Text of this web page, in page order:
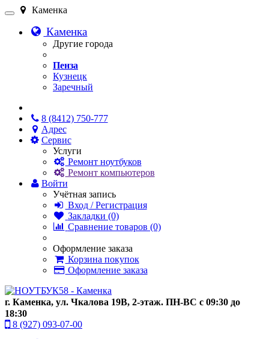
Каменка
Каменка
Другие города
Пенза
Кузнецк
Заречный
8 (8412) 750-777
Адрес
Сервис
Услуги
Ремонт ноутбуков
Ремонт компьютеров
Войти
Учётная запись
Вход / Регистрация
Закладки (0)
Сравнение товаров (0)
Оформление заказа
Корзина покупок
Оформление заказа
г. Каменка, ул. Чкалова 19В, 2-этаж. ПН-ВС с 09:30 до
18:30
8 (927) 093-07-00